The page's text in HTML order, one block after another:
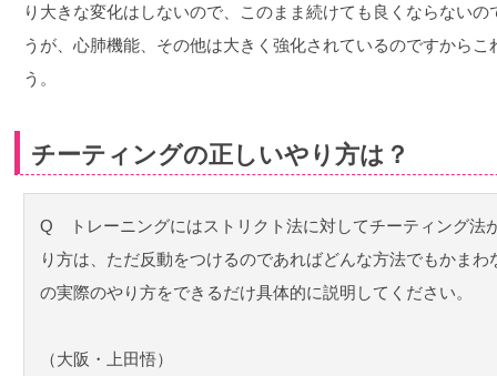
り大きな変化はしないので、このまま続けても良くならない
うが、心肺機能、その他は大きく強化されているのですから
う。
チーティングの正しいやり方は？
Q トレーニングにはストリクト法に対してチーティング法
り方は、ただ反動をつけるのであればどんな方法でもかま
の実際のやり方をできるだけ具体的に説明してください。
（大阪・上田悟）